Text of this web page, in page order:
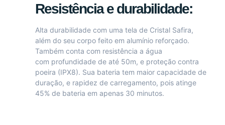
Resistência e durabilidade:
Alta durabilidade com uma tela de Cristal Safira,
além do seu corpo feito em alumínio reforçado.
Também conta com resistência a água
com profundidade de até 50m, e proteção contra
poeira (IPX8). Sua bateria tem maior capacidade de
duração, e rapidez de carregamento, pois atinge
45% de bateria em apenas 30 minutos.